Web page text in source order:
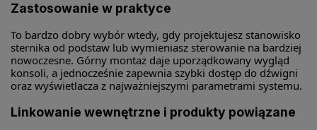
Zastosowanie w praktyce
To bardzo dobry wybór wtedy, gdy projektujesz stanowisko
sternika od podstaw lub wymieniasz sterowanie na bardziej
nowoczesne. Górny montaż daje uporządkowany wygląd
konsoli, a jednocześnie zapewnia szybki dostęp do dźwigni
oraz wyświetlacza z najważniejszymi parametrami systemu.
Linkowanie wewnętrzne i produkty powiązane